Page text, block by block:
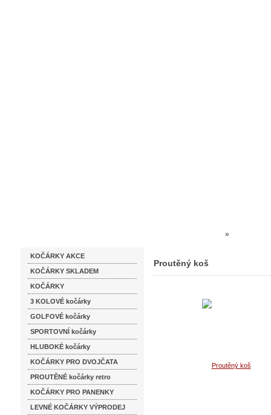
KOČÁRKY AKCE
KOČÁRKY SKLADEM
KOČÁRKY
3 KOLOVÉ kočárky
GOLFOVÉ kočárky
SPORTOVNÍ kočárky
HLUBOKÉ kočárky
KOČÁRKY PRO DVOJČATA
PROUTĚNÉ kočárky retro
KOČÁRKY PRO PANENKY
LEVNÉ KOČÁRKY VÝPRODEJ
»
Proutěný koš